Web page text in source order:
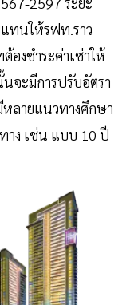
ทนให้รฟท.ราว
องชำระค่าเช่าให้
จะมีการปรับอัตรา
ลายแนวทางศึกษา
ง เช่น แบบ 10 ปี